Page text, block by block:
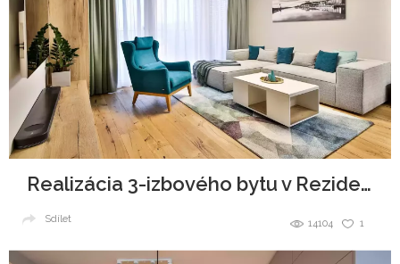
Realizácia 3-izbového bytu v Rezidencie Pri mýte
1
14104
Sdílet